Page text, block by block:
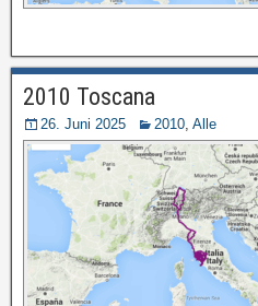
2010 Toscana
26. Juni 2025 2010, Alle